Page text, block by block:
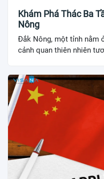
Khám Phá Thác Ba
Nông
Đắk Nông, một tỉnh nằm
cảnh quan thiên nhiên